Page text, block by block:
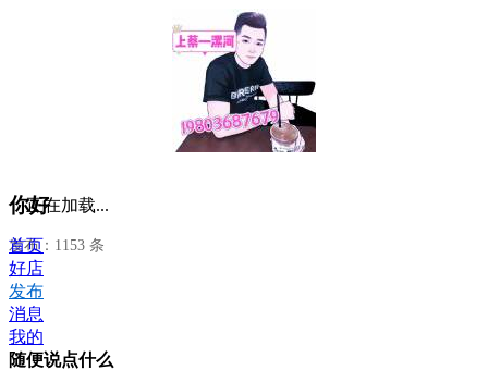
你好
发布：1153 条
正在加载...
首页
好店
发布
消息
我的
随便说点什么